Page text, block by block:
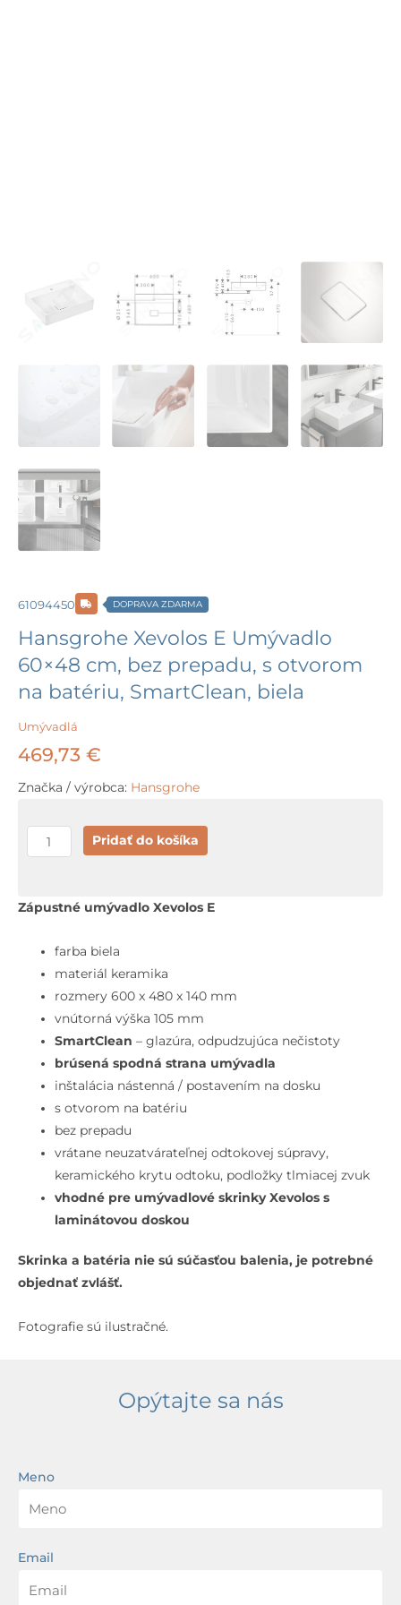
61094450 DOPRAVA ZDARMA
Hansgrohe Xevolos E Umývadlo
60×48 cm, bez prepadu, s otvorom
na batériu, SmartClean, biela
Umývadlá
469,73 €
Značka / výrobca: Hansgrohe
množstvo
Hansgrohe
E
60x48
cm,
bez
prepadu,
otvorom
batériu,
SmartClean,
biela
Pridať do košíka
Zápustné umývadlo Xevolos E
farba biela
materiál keramika
rozmery 600 x 480 x 140 mm
vnútorná výška 105 mm
SmartClean – glazúra, odpudzujúca nečistoty
brúsená spodná strana umývadla
inštalácia nástenná / postavením na dosku
s otvorom na batériu
bez prepadu
vrátane neuzatvárateľnej odtokovej súpravy,
keramického krytu odtoku, podložky tlmiacej zvuk
vhodné pre umývadlové skrinky Xevolos s
laminátovou doskou
Skrinka a batéria nie sú súčasťou balenia, je potrebné
objednať zvlášť.
Fotografie sú ilustračné.
Opýtajte sa nás
Meno
Email